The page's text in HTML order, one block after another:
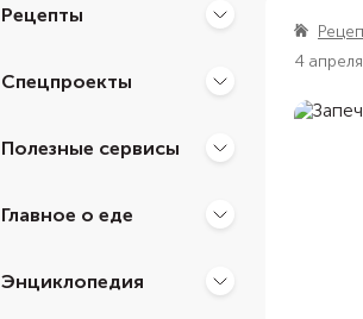
Рецепты
Спецпроекты
Полезные сервисы
Главное о еде
Энциклопедия
4